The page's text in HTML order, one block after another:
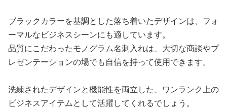
ブラックカラーを基調とした落ち着いたデザインは、フォ
ーマルなビジネスシーンにも適しています。
品質にこだわったモノグラム名刺入れは、大切な商談やプ
レゼンテーションの場でも自信を持って使用できます。
洗練されたデザインと機能性を両立した、ワンランク上の
ビジネスアイテムとして活躍してくれるでしょう。